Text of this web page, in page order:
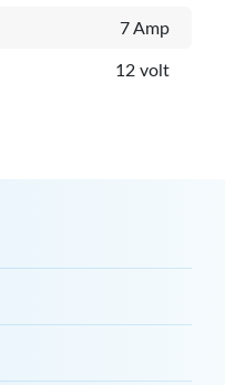
7 Amp
12 volt